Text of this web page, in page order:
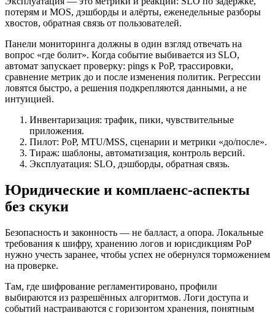
потерям и MOS, дэшборды и алёрты, еженедельные разборы
хвостов, обратная связь от пользователей.
Панели мониторинга должны в один взгляд отвечать на
вопрос «где болит». Когда событие выбивается из SLO,
автомат запускает проверку: pings к PoP, трассировки,
сравнение метрик до и после изменения политик. Регрессии
ловятся быстро, а решения подкрепляются данными, а не
интуицией.
Инвентаризация: трафик, пики, чувствительные
приложения.
Пилот: PoP, MTU/MSS, сценарии и метрики «до/после».
Тираж: шаблоны, автоматизация, контроль версий.
Эксплуатация: SLO, дэшборды, обратная связь.
Юридические и комплаенс-аспекты
без скуки
Безопасность и законность — не балласт, а опора. Локальные
требования к шифру, хранению логов и юрисдикциям PoP
нужно учесть заранее, чтобы успех не обернулся торможением
на проверке.
Там, где шифрование регламентировано, профили
выбираются из разрешённых алгоритмов. Логи доступа и
событий настраиваются с горизонтом хранения, понятным